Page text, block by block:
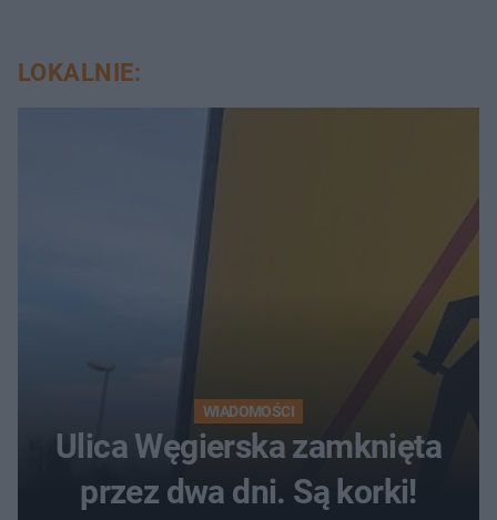
LOKALNIE:
WIADOMOŚCI
Ulica Węgierska zamknięta
przez dwa dni. Są korki!